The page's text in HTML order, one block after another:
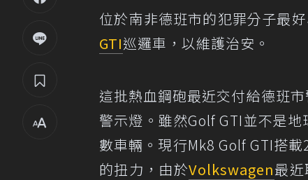
位於南非德班市的犯罪分子最
GTI巡邏車，以維護治安。
這批熱血鋼砲最近交付給德班
警示燈。雖然Golf GTI並不是
數車輛。現行Mk8 Golf GTI搭
的扭力，由於Volkswagen最